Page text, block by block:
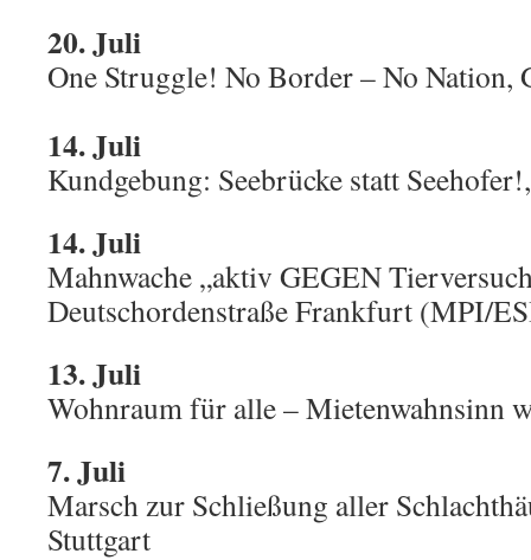
20. Juli
One Struggle! No Border – No Nation,
14. Juli
Kundgebung: Seebrücke statt
14. Juli
Mahnwache „aktiv GEGEN
Deutschordenstraße Frankfurt (MPI/
13. Juli
Wohnraum für alle – Mietenwahnsinn
7. Juli
Marsch zur Schließung aller
Stuttgart